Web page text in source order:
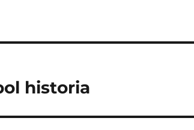
historia